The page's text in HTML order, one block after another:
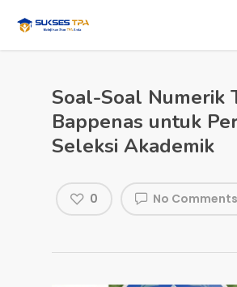
Soal-Soal Numerik
Bappenas untuk
Seleksi Akademik
No Comments
0